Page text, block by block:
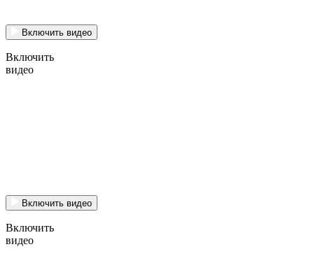
Включить видео
Включить
видео
Включить видео
Включить
видео